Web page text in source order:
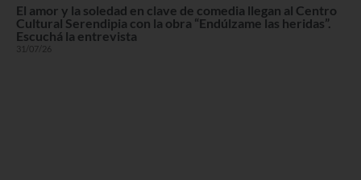
El amor y la soledad en clave de comedia llegan al Centro
Cultural Serendipia con la obra “Endúlzame las heridas”.
Escuchá la entrevista
31/07/26